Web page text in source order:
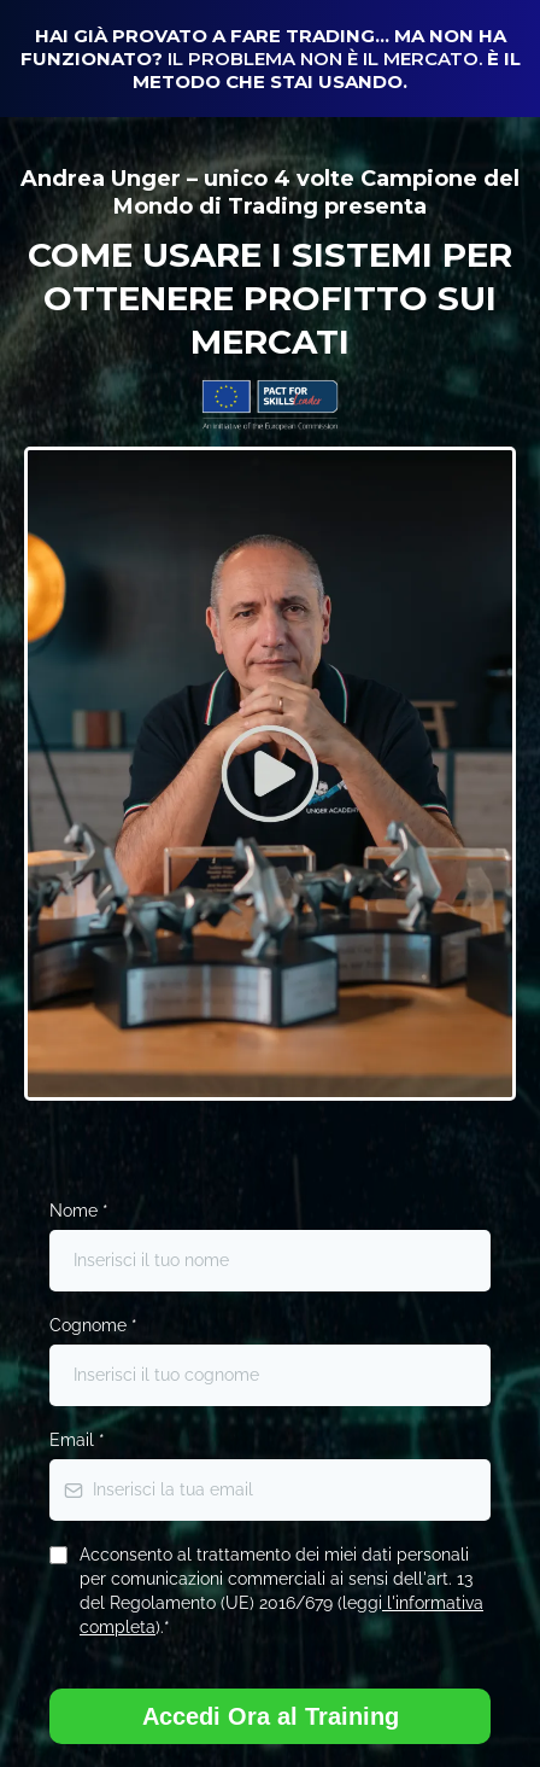
HAI GIÀ PROVATO A FARE TRADING… MA NON HA
FUNZIONATO? IL PROBLEMA NON È IL MERCATO. È IL
METODO CHE STAI USANDO.
Andrea Unger – unico 4 volte Campione del
Mondo di Trading presenta
COME USARE I SISTEMI PER
OTTENERE PROFITTO SUI
MERCATI
dai mercati
Nome *
Cognome *
Email *
Acconsento al trattamento dei miei dati personali
per comunicazioni commerciali ai sensi dell'art. 13
del Regolamento (UE) 2016/679 (leggi
l'informativa
completa).*
Accedi Ora al Training